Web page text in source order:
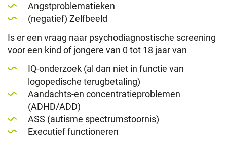
Angstproblematieken
(negatief) Zelfbeeld
Is er een vraag naar psychodiagnostische screening
voor een kind of jongere van 0 tot 18 jaar van
IQ-onderzoek (al dan niet in functie van
logopedische terugbetaling)
Aandachts-en concentratieproblemen
(ADHD/ADD)
ASS (autisme spectrumstoornis)
Executief functioneren